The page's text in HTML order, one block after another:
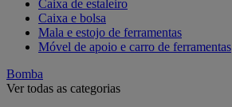
Caixa de estaleiro
Caixa e bolsa
Mala e estojo de ferramentas
Móvel de apoio e carro de ferramentas
Bomba
Ver todas as categorias